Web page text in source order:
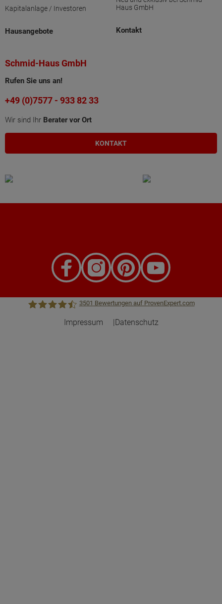
Kapitalanlage / Investoren
Hausangebote
Haus GmbH
Kontakt
Schmid-Haus GmbH
Rufen Sie uns an!
+49 (0)7577 - 933 82 33
Wir sind Ihr Berater vor Ort
KONTAKT
3501 Bewertungen auf ProvenExpert.com
Impressum Datenschutz